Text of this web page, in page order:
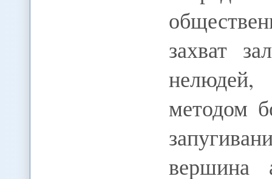
захват
методом
вершина